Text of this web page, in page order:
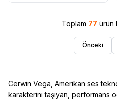
Toplam 77 ürün
Önceki
Cerwin Vega, Amerikan ses
karakterini taşıyan, performans